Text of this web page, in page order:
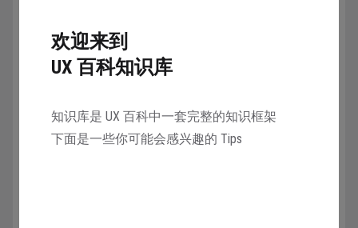
Repeat 重复
prompt 创建多个任务。--repeat对于多次快速重新
运行作业很有用。
欢迎来到
UX 百科知识库
知识库是 UX 百科中一套完整的知识框架
下面是一些你可能会感兴趣的 Tips